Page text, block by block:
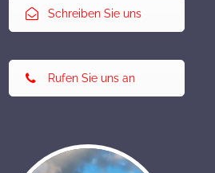
Schreiben Sie uns
Rufen Sie uns an